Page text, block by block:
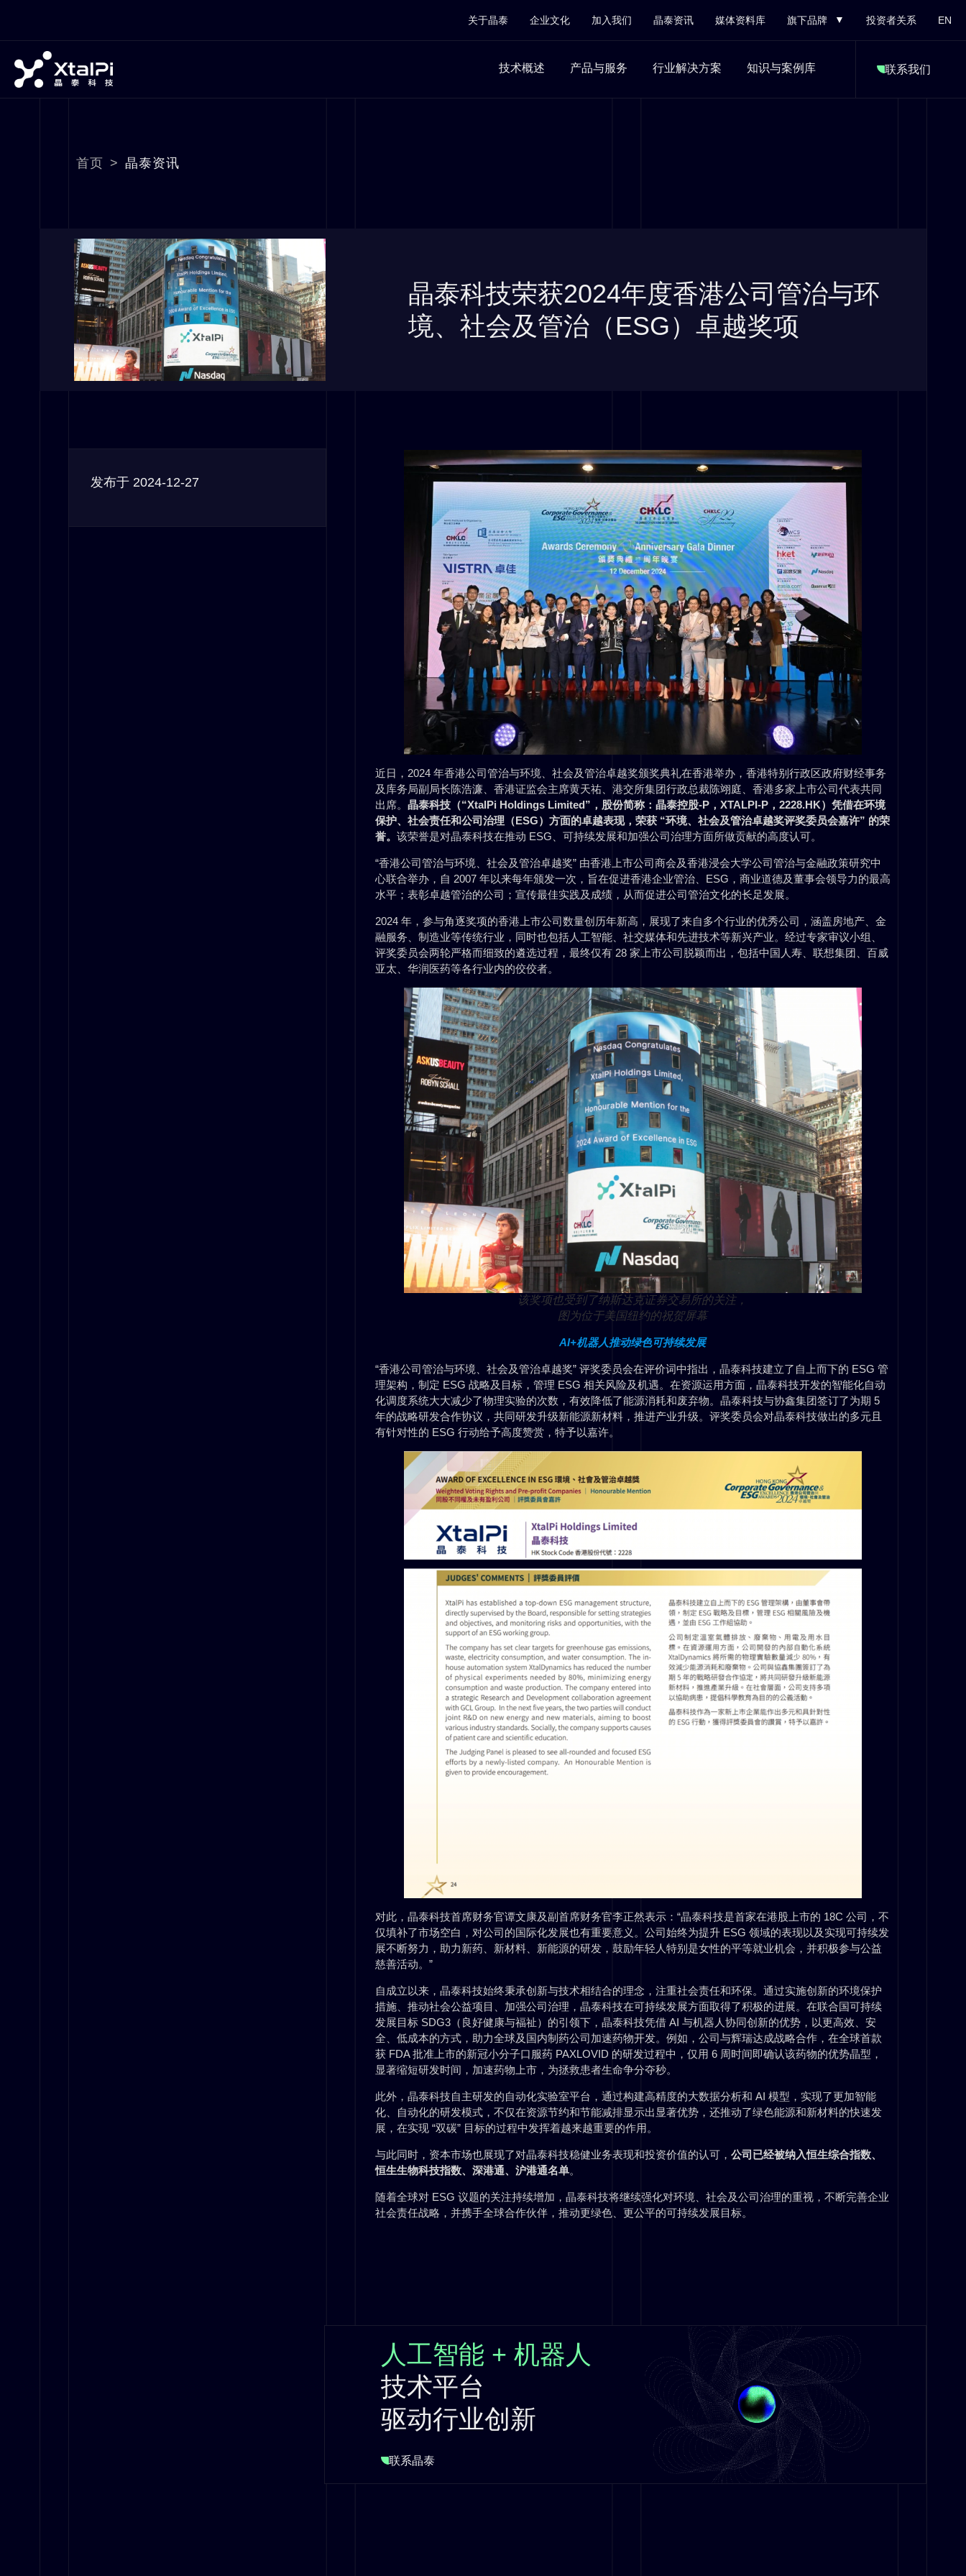
关于晶泰 企业文化 加入我们 晶泰资讯 媒体资料库 旗下品牌 投资者关系 EN
技术概述 产品与服务 行业解决方案 知识与案例库 联系我们
首页 > 晶泰资讯
晶泰科技荣获2024年度香港公司管治与环
境、社会及管治（ESG）卓越奖项
发布于 2024-12-27
近日，2024 年香港公司管治与环境、社会及管治卓越奖颁奖典礼在香港举办，香港特别行政区政府财经事务
及库务局副局长陈浩濂、香港证监会主席黄天祐、港交所集团行政总裁陈翊庭、香港多家上市公司代表共同
出席。 晶泰科技（“XtalPi Holdings Limited”，股份简称：晶泰控股-P，XTALPI-P，2228.HK） 凭借在环境
保护、社会责任和公司治理（ESG）方面的卓越表现，荣获 “环境、社会及管治卓越奖评奖委员会嘉许” 的荣
誉。 该荣誉是对晶泰科技在推动 ESG、可持续发展和加强公司治理方面所做贡献的高度认可。
“香港公司管治与环境、社会及管治卓越奖” 由香港上市公司商会及香港浸会大学公司管治与金融政策研究中
心联合举办，自 2007 年以来每年颁发一次，旨在促进香港企业管治、ESG，商业道德及董事会领导力的最高
水平；表彰卓越管治的公司；宣传最佳实践及成绩，从而促进公司管治文化的长足发展。
2024 年，参与角逐奖项的香港上市公司数量创历年新高，展现了来自多个行业的优秀公司，涵盖房地产、金
融服务、制造业等传统行业，同时也包括人工智能、社交媒体和先进技术等新兴产业。经过专家审议小组、
评奖委员会两轮严格而细致的遴选过程，最终仅有 28 家上市公司脱颖而出，包括中国人寿、联想集团、百威
亚太、华润医药等各行业内的佼佼者。
该奖项也受到了纳斯达克证券交易所的关注，
图为位于美国纽约的祝贺屏幕
AI+机器人推动绿色可持续发展
“香港公司管治与环境、社会及管治卓越奖” 评奖委员会在评价词中指出，晶泰科技建立了自上而下的 ESG 管
理架构，制定 ESG 战略及目标，管理 ESG 相关风险及机遇。在资源运用方面，晶泰科技开发的智能化自动
化调度系统大大减少了物理实验的次数，有效降低了能源消耗和废弃物。晶泰科技与协鑫集团签订了为期 5
年的战略研发合作协议，共同研发升级新能源新材料，推进产业升级。评奖委员会对晶泰科技做出的多元且
有针对性的 ESG 行动给予高度赞赏，特予以嘉许。
对此，晶泰科技首席财务官谭文康及副首席财务官李正然表示：“晶泰科技是首家在港股上市的 18C 公司，不
仅填补了市场空白，对公司的国际化发展也有重要意义。公司始终为提升 ESG 领域的表现以及实现可持续发
展不断努力，助力新药、新材料、新能源的研发，鼓励年轻人特别是女性的平等就业机会，并积极参与公益
慈善活动。”
自成立以来，晶泰科技始终秉承创新与技术相结合的理念，注重社会责任和环保。通过实施创新的环境保护
措施、推动社会公益项目、加强公司治理，晶泰科技在可持续发展方面取得了积极的进展。在联合国可持续
发展目标 SDG3（良好健康与福祉）的引领下，晶泰科技凭借 AI 与机器人协同创新的优势，以更高效、安
全、低成本的方式，助力全球及国内制药公司加速药物开发。例如，公司与辉瑞达成战略合作，在全球首款
获 FDA 批准上市的新冠小分子口服药 PAXLOVID 的研发过程中，仅用 6 周时间即确认该药物的优势晶型，
显著缩短研发时间，加速药物上市，为拯救患者生命争分夺秒。
此外，晶泰科技自主研发的自动化实验室平台，通过构建高精度的大数据分析和 AI 模型，实现了更加智能
化、自动化的研发模式，不仅在资源节约和节能减排显示出显著优势，还推动了绿色能源和新材料的快速发
展，在实现 “双碳” 目标的过程中发挥着越来越重要的作用。
与此同时，资本市场也展现了对晶泰科技稳健业务表现和投资价值的认可， 公司已经被纳入恒生综合指数、
恒生生物科技指数、深港通、沪港通名单。
随着全球对 ESG 议题的关注持续增加，晶泰科技将继续强化对环境、社会及公司治理的重视，不断完善企业
社会责任战略，并携手全球合作伙伴，推动更绿色、更公平的可持续发展目标。
人工智能 + 机器人
技术平台
驱动行业创新
联系晶泰